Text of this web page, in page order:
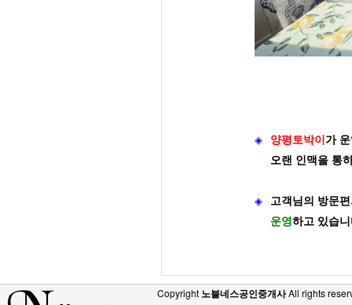
◈ 양평토박이 가
오랜 인맥을 통
◈
고객님의 방문
운영하고 있습
Copyright 노블네스공인중개사All rights